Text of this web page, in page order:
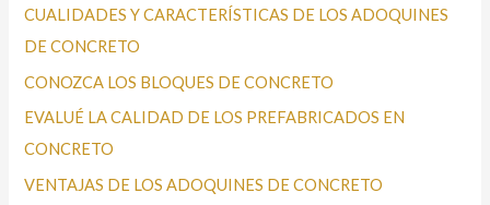
CUALIDADES Y CARACTERÍSTICAS DE LOS ADOQUINES
DE CONCRETO
CONOZCA LOS BLOQUES DE CONCRETO
EVALUÉ LA CALIDAD DE LOS PREFABRICADOS EN
CONCRETO
VENTAJAS DE LOS ADOQUINES DE CONCRETO